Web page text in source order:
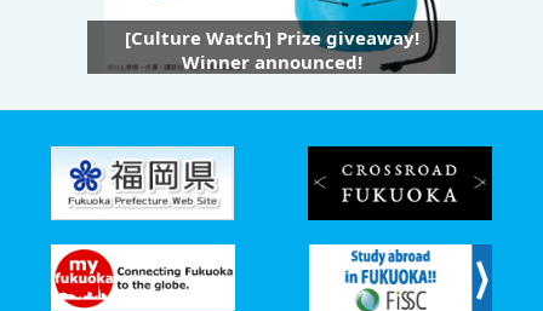
[Culture Watch] Prize giveaway!
Winner announced!